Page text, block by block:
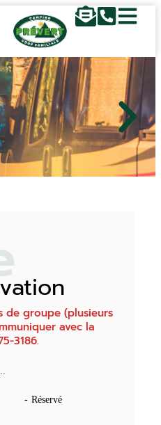
de groupe (plusieurs
avec la
3186.
- Réservé